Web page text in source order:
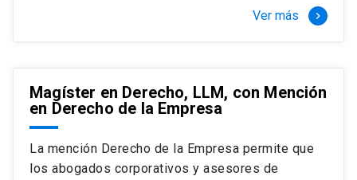
tres meses a tiempo completo (20
Ver más keyboard_arrow_right
Magíster en Derecho, LLM, con Mención
en Derecho de la Empresa
La mención Derecho de la Empresa permite que
los abogados corporativos y asesores de